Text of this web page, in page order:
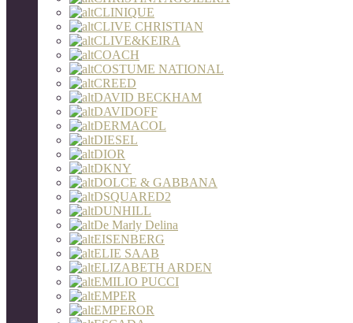
CLINIQUE
CLIVE CHRISTIAN
CLIVE&KEIRA
COACH
COSTUME NATIONAL
CREED
DAVID BECKHAM
DAVIDOFF
DERMACOL
DIESEL
DIOR
DKNY
DOLCE & GABBANA
DSQUARED2
DUNHILL
De Marly Delina
EISENBERG
ELIE SAAB
ELIZABETH ARDEN
EMILIO PUCCI
EMPER
EMPEROR